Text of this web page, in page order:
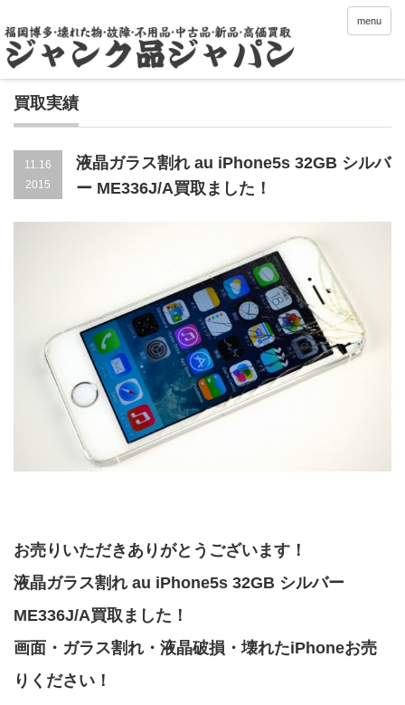
menu
買取実績
11.16
2015
液晶ガラス割れ au iPhone5s 32GB シルバ
ー ME336J/A買取ました！
お売りいただきありがとうございます！
液晶ガラス割れ au iPhone5s 32GB シルバー
ME336J/A買取ました！
画面・ガラス割れ・液晶破損・壊れたiPhoneお売
りください！